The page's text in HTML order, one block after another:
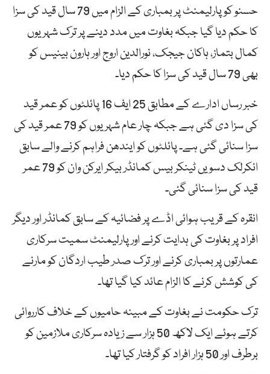
حسنو کو پارلیمنٹ پر بمباری کے الزام میں 79 سال قید کی سزا
کا حکم دیا گیا جبکہ بغاوت میں مدد دینے پر ترک شہریوں
کمال بتماز، ہاکان جیجک، نورالدین اروج اور ہارون بینیس کو
بھی 79 سال قید کی سزا کا حکم دیا۔
خبر رساں ادارے کے مطابق 25 ایف 16 پائلٹوں کو عمر قید
کی سزا دی گئی ہے جبکہ چار عام شہریوں کو 79 عمر قید کی
سزا سنائی گئی ہے۔ پائلٹوں کو ایندھن فراہم کرنے والے سابق
انکرلک دسویں ٹینکر بیس کمانڈر بیکر ایرکن وان کو 79 عمر
قید کی سزا سنائی گئی۔
انقرہ کے قریب ہوائی اڈے پر فضائیہ کے سابق کمانڈر اور دیگر
افراد پر بغاوت کی ہدایت کرنے اور پارلیمنٹ سمیت سرکاری
عمارتوں پر بمباری کرنے اور ترک صدر طیب اردگان کو مارنے
کی کوشش کرنے کا الزام عائد کیا گیا تھا۔
ترک حکومت نے بغاوت کے مبینہ حامیوں کے خلاف کارروائی
کرتے ہوئے ایک لاکھ 50 ہزار سے زیادہ سرکاری ملازمین کو
برطرف اور 50 ہزار افراد کو گرفتار کیا تھا۔